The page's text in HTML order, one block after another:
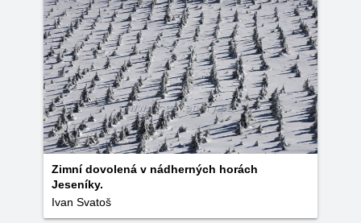
Zimní dovolená v nádherných horách
Jeseníky.
Ivan Svatoš